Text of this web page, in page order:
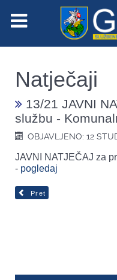
Natječaji
13/21 JAVNI
službu -
OBJAVLJENO: 12
JAVNI NATJEČAJ za
- pogledaj
Pret